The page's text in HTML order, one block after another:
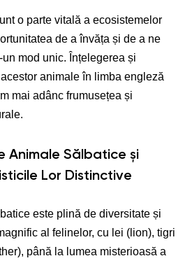
o parte vitală a ecosistemelor
de a învăța și de a ne
mod unic. Înțelegerea și
animale în limba engleză
mai adânc frumusețea și
Animale Sălbatice și
Lor Distinctive
este plină de diversitate și
al felinelor, cu lei (lion), tigri
până la lumea misterioasă a